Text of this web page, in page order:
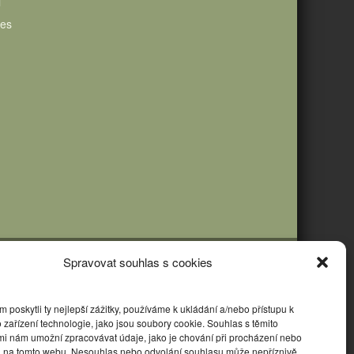
Spravovat souhlas s cookies
poskytli ty nejlepší zážitky, používáme k ukládání a/nebo přístupu k
zařízení technologie, jako jsou soubory cookie. Souhlas s těmito
nám umožní zpracovávat údaje, jako je chování při procházení nebo
tomto webu. Nesouhlas nebo odvolání souhlasu může nepříznivě